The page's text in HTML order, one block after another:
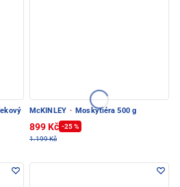
McKINLEY · Moskytiéra 500 g
899 Kč -25 %
1.199 Kč